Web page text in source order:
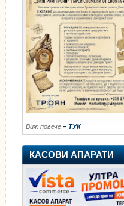
Виж повече – ТУК
КАСОВИ АПАРАТИ